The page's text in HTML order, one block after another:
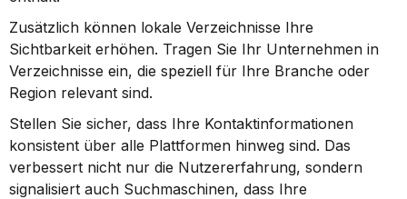
Zusätzlich können lokale Verzeichnisse Ihre
Sichtbarkeit erhöhen. Tragen Sie Ihr Unternehmen in
Verzeichnisse ein, die speziell für Ihre Branche oder
Region relevant sind.
Stellen Sie sicher, dass Ihre Kontaktinformationen
konsistent über alle Plattformen hinweg sind. Das
verbessert nicht nur die Nutzererfahrung, sondern
signalisiert auch Suchmaschinen, dass Ihre